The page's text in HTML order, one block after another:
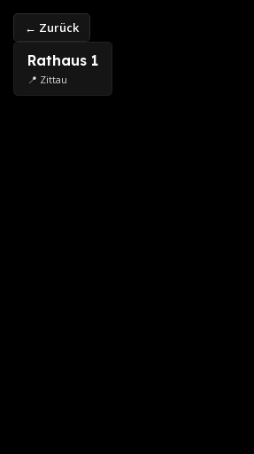
← Zurück
Rathaus 1
📍 Zittau